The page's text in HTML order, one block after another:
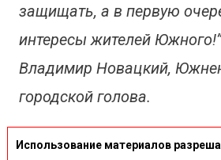
защищать, а в первую
интересы жителей
Владимир Новацкий,
городской голова.
Использование материалов